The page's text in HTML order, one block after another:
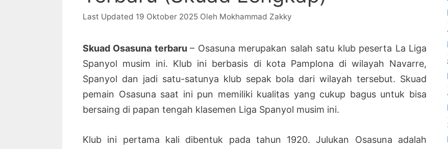
19 Oktober 2025 Oleh Mokhammad Zakky
Skuad Osasuna terbaru– Osasuna merupakan salah satu klub peserta La Liga
Spanyol musim ini. Klub ini berbasis di kota Pamplona di wilayah Navarre,
Spanyol dan jadi satu-satunya klub sepak bola dari wilayah tersebut. Skuad
pemain Osasuna saat ini pun memiliki kualitas yang cukup bagus untuk bisa
bersaing di papan tengah klasemen Liga Spanyol musim ini.
Klub ini pertama kali dibentuk pada tahun 1920. Julukan Osasuna adalah